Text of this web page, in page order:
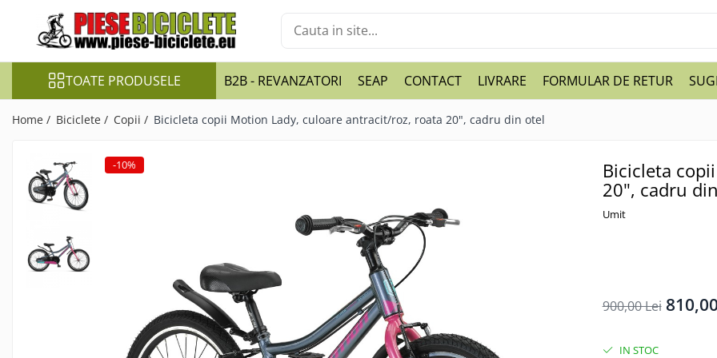
Toate Produsele
Biciclete
Cursiere
Mountain Bike
Role
TOATE PRODUSELE B2B - REVANZATORI SEAP CONTACT LIVRARE FORMULAR DE RETUR
Home / Biciclete / Copii / Bicicleta copii Motion Lady, culoare antracit/roz, roata 20", cadru din otel
Bicicleta
20", cadru
Umit
-10%
900,00 Lei
IN STOC